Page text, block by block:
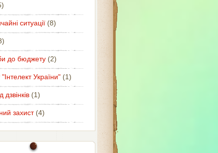
ситуації(8)
до бюджету(2)
України"(1)
дзвінків(1)
захист(4)